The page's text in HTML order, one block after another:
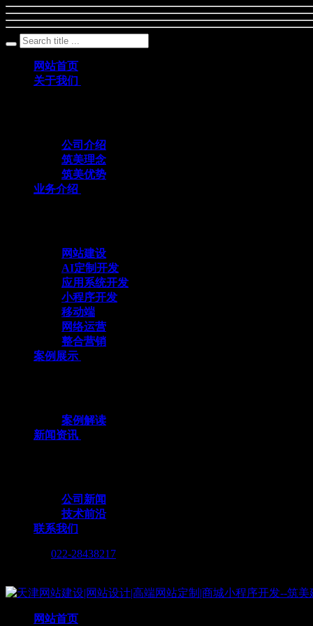
网站首页
关于我们
公司介绍
筑美理念
筑美优势
业务介绍
网站建设
AI定制开发
应用系统开发
小程序开发
移动端
网络运营
整合营销
案例展示
案例解读
新闻资讯
公司新闻
技术前沿
联系我们
022-28438217
网站首页